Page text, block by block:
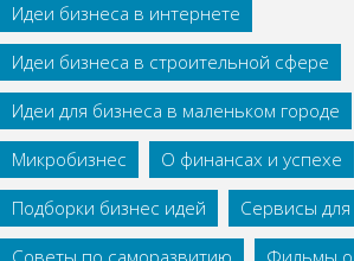
Идеи бизнеса в интернете
Идеи бизнеса в строительной сфере
Идеи для бизнеса в маленьком городе
Микробизнес
О финансах и успехе
Подборки бизнес идей
Сервисы для